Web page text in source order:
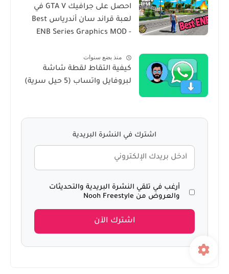
احصل على جرافيك GTA V في
لعبة قراند سان أندرياس Best
ENB Series Graphics MOD -
منذ بضع سنوات
كيفية التقاط لقطة شاشة
لبروفايل واتساب (5 حيل سرية)
اشترك في النشرة البريدية
أرغب في تلقي النشرة البريدية والتحديثات
والعروض من Nooh Freestyle
اشترك الآن